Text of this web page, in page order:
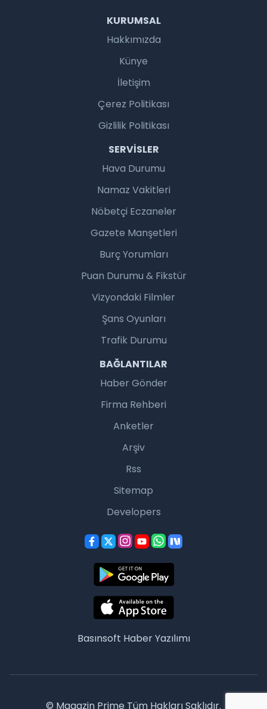
KURUMSAL
Hakkımızda
Künye
İletişim
Çerez Politikası
Gizlilik Politikası
SERVISLER
Hava Durumu
Namaz Vakitleri
Nöbetçi Eczaneler
Gazete Manşetleri
Burç Yorumları
Puan Durumu & Fikstür
Vizyondaki Filmler
Şans Oyunları
Trafik Durumu
BAĞLANTILAR
Haber Gönder
Firma Rehberi
Anketler
Arşiv
Rss
Sitemap
Developers
Basınsoft Haber Yazılımı
© Magazin Prime Tüm Hakları Saklıdır.